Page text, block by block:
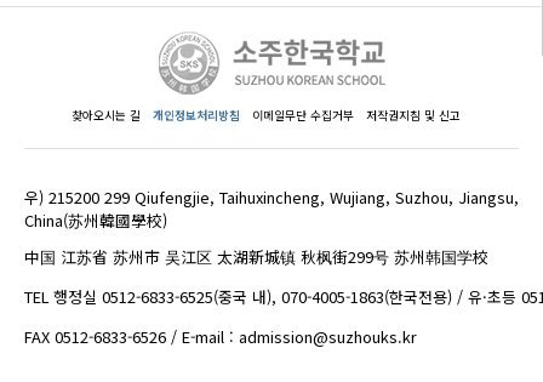
찾아오시는 길 개인정보처리방침 이메일무단 수집거부 저작권지침 및 신고
우) 215200 299 Qiufengjie, Taihuxincheng, Wujiang, Suzhou, Jiangsu,
China(苏州韓國學校)
中国 江苏省 苏州市 吴江区 太湖新城镇 秋枫街299号 苏州韩国学校
TEL 행정실 0512-6833-6525(중국 내), 070-4005-1863(한국전용) / 유·초등
FAX 0512-6833-6526 / E-mail : admission@suzhouks.kr